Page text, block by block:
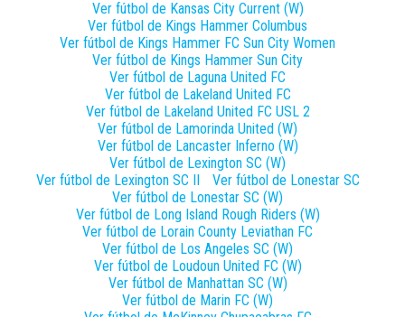
Ver fútbol de Kansas City Current (W)
Ver fútbol de Kings Hammer Columbus
Ver fútbol de Kings Hammer FC Sun City Women
Ver fútbol de Kings Hammer Sun City
Ver fútbol de Laguna United FC
Ver fútbol de Lakeland United FC
Ver fútbol de Lakeland United FC USL 2
Ver fútbol de Lamorinda United (W)
Ver fútbol de Lancaster Inferno (W)
Ver fútbol de Lexington SC (W)
Ver fútbol de Lexington SC II Ver fútbol de Lonestar SC
Ver fútbol de Lonestar SC (W)
Ver fútbol de Long Island Rough Riders (W)
Ver fútbol de Lorain County Leviathan FC
Ver fútbol de Los Angeles SC (W)
Ver fútbol de Loudoun United FC (W)
Ver fútbol de Manhattan SC (W)
Ver fútbol de Marin FC (W)